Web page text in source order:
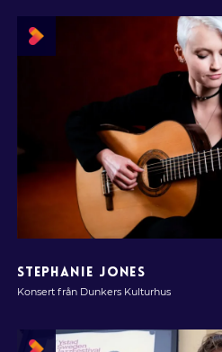
STEPHANIE JONES
Konsert från Dunkers Kulturhus